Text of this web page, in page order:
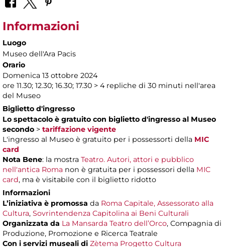
Informazioni
Luogo
Museo dell'Ara Pacis
Orario
Domenica 13 ottobre 2024
ore 11.30; 12.30; 16.30; 17.30 > 4 repliche di 30 minuti nell'area
del Museo
Biglietto d'ingresso
Lo spettacolo è gratuito con biglietto d'ingresso al Museo
secondo > tariffazione vigente
L'ingresso al Museo è gratuito per i possessorti della MIC
card
Nota Bene: la mostra Teatro. Autori, attori e pubblico
nell'antica Roma non è gratuita per i possessori della MIC
card, ma è visitabile con il biglietto ridotto
Informazioni
L’iniziativa è promossa da Roma Capitale, Assessorato alla
Cultura, Sovrintendenza Capitolina ai Beni Culturali
Organizzata da La Mansarda Teatro dell’Orco, Compagnia di
Produzione, Promozione e Ricerca Teatrale
Con i servizi museali di Zètema Progetto Cultura